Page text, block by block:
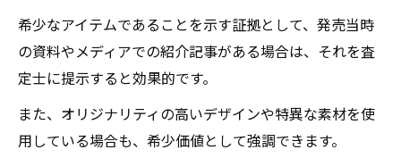
希少なアイテムであることを示す証拠として、発売当時
の資料やメディアでの紹介記事がある場合は、それを査
定士に提示すると効果的です。
また、オリジナリティの高いデザインや特異な素材を使
用している場合も、希少価値として強調できます。